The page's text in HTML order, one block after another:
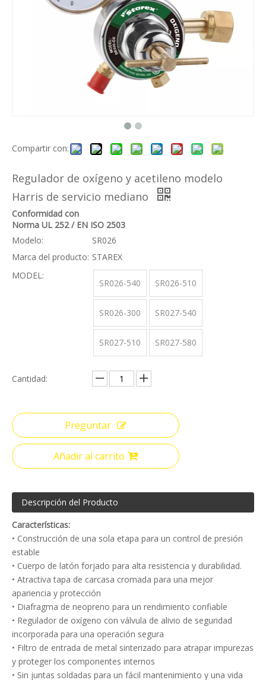
Compartir con:
Regulador de oxígeno y acetileno modelo
Harris de servicio mediano
Conformidad con
Norma UL 252 / EN ISO 2503
Modelo:
SR026
Marca del producto: STAREX
MODEL:
SR026-540 SR026-510
SR026-300 SR027-540
SR027-510 SR027-580
Cantidad:
Preguntar
Añadir al carrito
Descripción del Producto
Características:
• Construcción de una sola etapa para un control de presión
estable
• Cuerpo de latón forjado para alta resistencia y durabilidad.
• Atractiva tapa de carcasa cromada para una mejor
apariencia y protección
• Diafragma de neopreno para un rendimiento confiable
• Regulador de oxígeno con válvula de alivio de seguridad
incorporada para una operación segura
• Filtro de entrada de metal sinterizado para atrapar impurezas
y proteger los componentes internos
• Sin juntas soldadas para un fácil mantenimiento y una vida